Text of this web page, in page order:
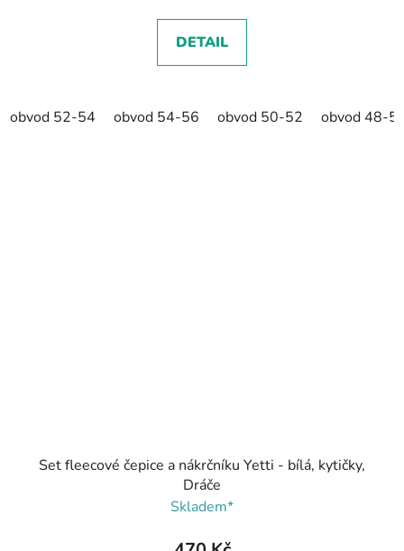
DETAIL
obvod 52-54 obvod 54-56 obvod 50-52 obvod 48-
Set fleecové čepice a nákrčníku Yetti - bílá, kytičky,
Dráče
Skladem*